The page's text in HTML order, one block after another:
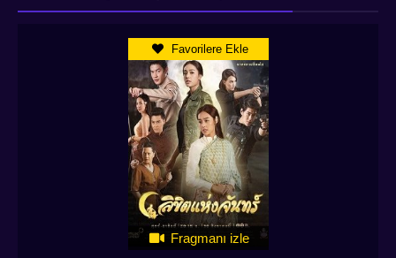
Favorilere Ekle
Fragmanı izle